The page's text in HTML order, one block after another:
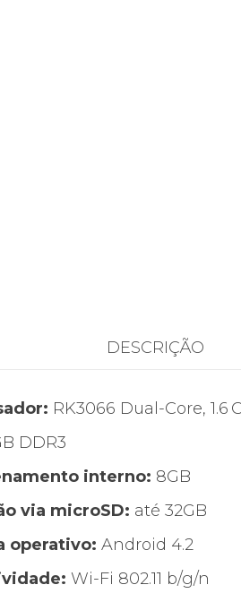
DESCRIÇÃO
RK3066 Dual-Core, 1.6
DDR3
interno: 8GB
via microSD: até 32GB
operativo: Android 4.2
Wi-Fi 802.11 b/g/n